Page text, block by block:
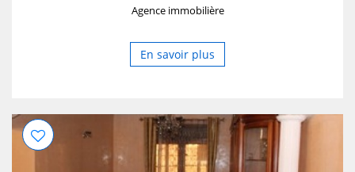
Agence immobilière
En savoir plus